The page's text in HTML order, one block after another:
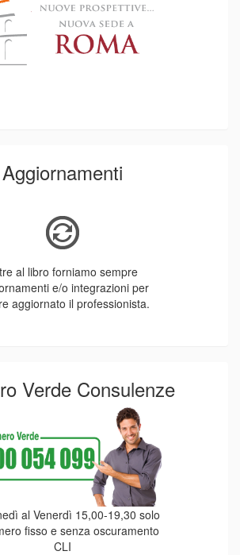
ai Professionisti
opere sono pensate per i
Pertanto, hanno un
pratico e utile al loro lavoro
Verde Consulenze
al Venerdì 15,00-19,30 solo
fisso e senza oscuramento
CLI